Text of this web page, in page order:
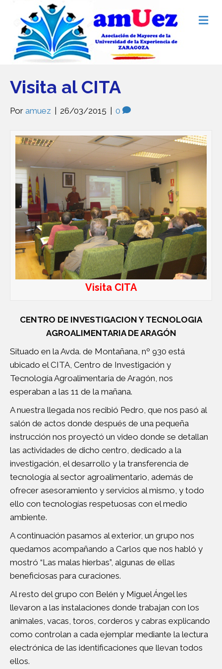
M
e
Visita al CITA
Por amuez 26/03/2015 0
Visita CITA
CENTRO DE INVESTIGACION Y TECNOLOGIA
AGROALIMENTARIA DE ARAGÓN
Situado en la Avda. de Montañana, nº 930 está
ubicado el CITA, Centro de Investigación y
Tecnología Agroalimentaria de Aragón, nos
esperaban a las 11 de la mañana.
A nuestra llegada nos recibió Pedro, que nos pasó al
salón de actos donde después de una pequeña
instrucción nos proyectó un video donde se detallan
las actividades de dicho centro, dedicado a la
investigación, el desarrollo y la transferencia de
tecnología al sector agroalimentario, además de
ofrecer asesoramiento y servicios al mismo, y todo
ello con tecnologías respetuosas con el medio
ambiente.
A continuación pasamos al exterior, un grupo nos
quedamos acompañando a Carlos que nos habló y
mostró “Las malas hierbas”, algunas de ellas
beneficiosas para curaciones.
Al resto del grupo con Belén y Miguel Ángel les
llevaron a las instalaciones donde trabajan con los
animales, vacas, toros, corderos y cabras explicando
como controlan a cada ejemplar mediante la lectura
electrónica de las identificaciones que llevan todos
ellos.